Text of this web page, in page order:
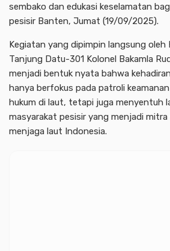
sembako dan edukasi keselamatan
pesisir Banten, Jumat (19/09/2025).
Kegiatan yang dipimpin langsung oleh
Tanjung Datu-301 Kolonel Bakamla
menjadi bentuk nyata bahwa
hanya berfokus pada patroli
hukum di laut, tetapi juga menyentuh
masyarakat pesisir yang menjadi
menjaga laut Indonesia.